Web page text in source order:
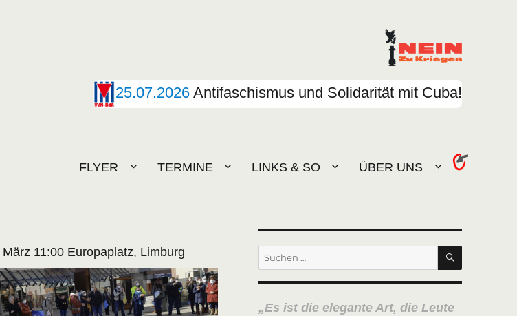
25.07.2026Antifaschismus und Solidarität mit Cuba!
FLYER TERMINE LINKS & SO ÜBER UNS
11:00 Europaplatz, Limburg
Suchen
nach:
SUCHEN
Es ist die elegante Art, die Leute